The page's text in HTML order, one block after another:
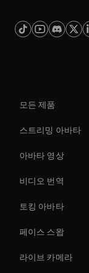
모든 제품
스트리밍 아바타
아바타 영상
비디오 번역
토킹 아바타
페이스 스왑
라이브 카메라